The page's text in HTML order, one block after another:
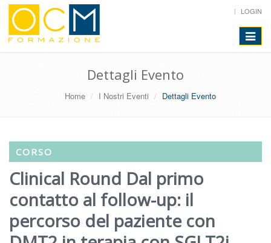
LOGIN
Toggle
Dettagli Evento
Home I Nostri Eventi Dettagli Evento
CORSO
Clinical Round Dal primo
contatto al follow-up: il
percorso del paziente con